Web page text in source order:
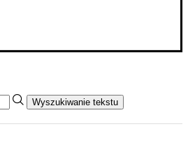
Wyszukiwanie tekstu